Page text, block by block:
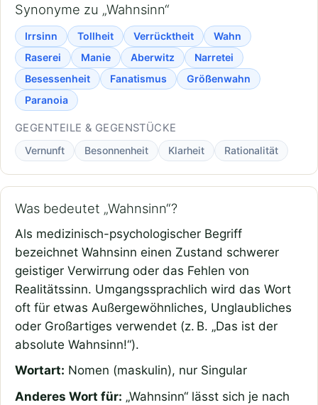
Synonyme zu „Wahnsinn“
Irrsinn Tollheit Verrücktheit
Wahn
Raserei
Manie Aberwitz
Narretei
Besessenheit
Fanatismus
Größenwahn
Paranoia
GEGENTEILE & GEGENSTÜCKE
Vernunft Besonnenheit Klarheit Rationalität
Was bedeutet „Wahnsinn“?
Als medizinisch-psychologischer Begriff
bezeichnet Wahnsinn einen Zustand schwerer
geistiger Verwirrung oder das Fehlen von
Realitätssinn. Umgangssprachlich wird das Wort
oft für etwas Außergewöhnliches, Unglaubliches
oder Großartiges verwendet (z. B. „Das ist der
absolute Wahnsinn!“).
Wortart: Nomen (maskulin), nur Singular
Anderes Wort für: „Wahnsinn“ lässt sich je nach